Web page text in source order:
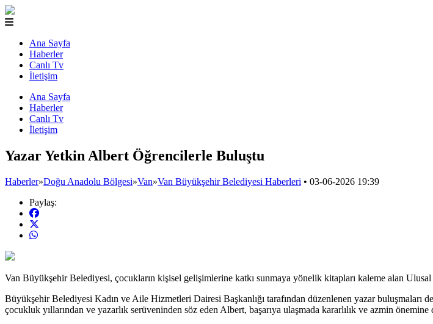
Ana Sayfa
Haberler
Canlı Tv
İletişim
Ana Sayfa
Haberler
Canlı Tv
İletişim
Yazar Yetkin Albert Öğrencilerle Buluştu
Haberler»Doğu Anadolu Bölgesi»Van»Van Büyükşehir Belediyesi Haberleri • 03-06-2026 19:39
Paylaş:
Van Büyükşehir Belediyesi, çocukların kişisel gelişimlerine katkı sunmaya yönelik kitapları kaleme alan
Büyükşehir Belediyesi Kadın ve Aile Hizmetleri Dairesi Başkanlığı tarafından düzenlenen yazar
çocukluk yıllarından ve yazarlık serüveninden söz eden Albert, başarıya ulaşmada kararlılık ve azmin